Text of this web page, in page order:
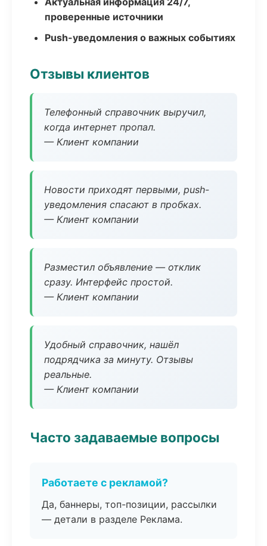
проверенные источники
Push-уведомления о важных событиях
Отзывы клиентов
Телефонный справочник выручил,
когда интернет пропал.
— Клиент компании
Новости приходят первыми, push-
уведомления спасают в пробках.
— Клиент компании
Разместил объявление — отклик
сразу. Интерфейс простой.
— Клиент компании
Удобный справочник, нашёл
подрядчика за минуту. Отзывы
реальные.
— Клиент компании
Часто задаваемые вопросы
Работаете с рекламой?
Да, баннеры, топ-позиции, рассылки
— детали в разделе Реклама.